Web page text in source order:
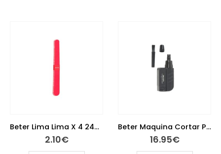
Beter Lima Lima X 4 24004
2.10€
Beter Maquina Cortar Pelos Nasais 24107
16.95€